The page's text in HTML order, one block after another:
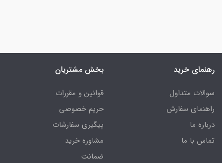
رهنمای خرید
سوالات متداول
راهنمای سفارش
درباره ما
تماس با ما
بخش مشتریان
قوانین و مقررات
حریم خصوصی
پیگیری سفارشات
مشاوره خرید
ضمانت